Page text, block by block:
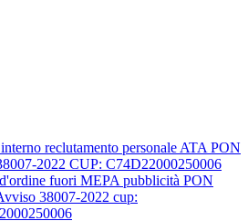
reclutamento personale ATA PON
2022 CUP: C74D22000250006
fuori MEPA pubblicità PON
38007-2022 cup: